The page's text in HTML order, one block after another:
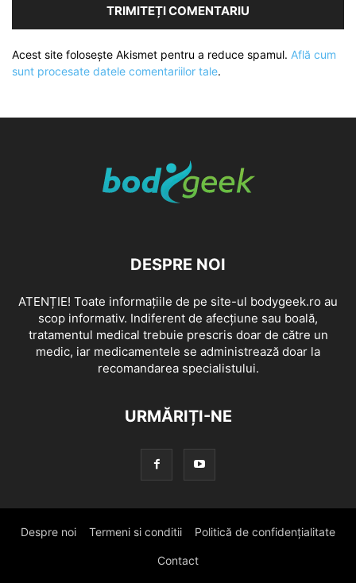
Acest site folosește Akismet pentru a reduce spamul. Află cum
sunt procesate datele comentariilor tale.
DESPRE NOI
ATENȚIE! Toate informațiile de pe site-ul bodygeek.ro au
scop informativ. Indiferent de afecțiune sau boală,
tratamentul medical trebuie prescris doar de către un
medic, iar medicamentele se administrează doar la
recomandarea specialistului.
URMĂRIȚI-NE
Despre noi Termeni si conditii Politică de confidențialitate
Contact